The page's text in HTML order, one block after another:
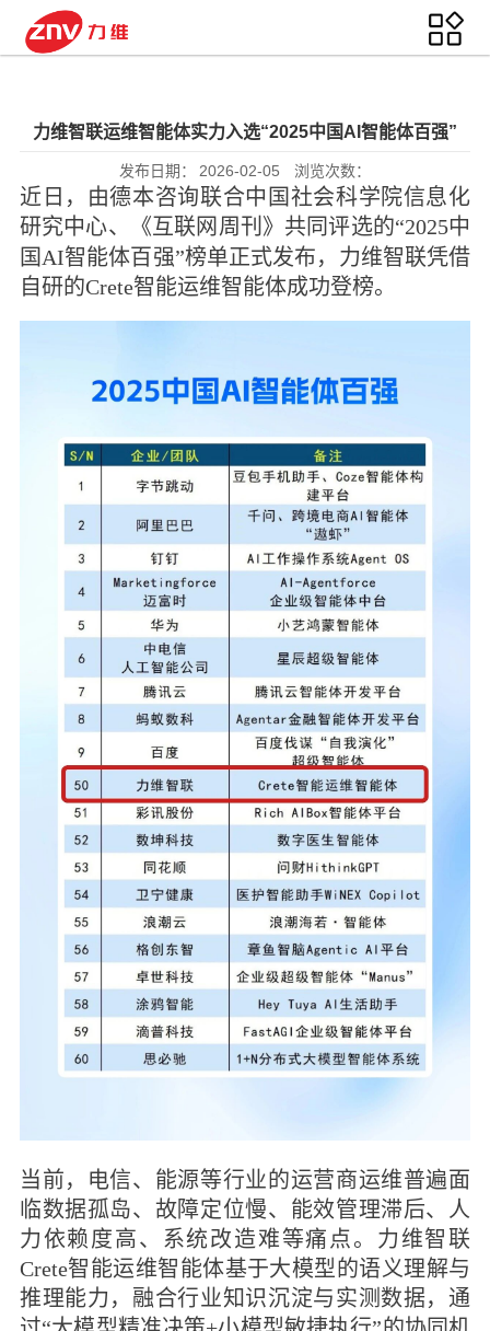
力维智联运维智能体实力入选“2025中国AI智能体百强”
发布日期： 2026-02-05 浏览次数：
近日，由德本咨询联合中国社会科学院信息化
研究中心、《互联网周刊》共同评选的“2025中
国AI智能体百强”榜单正式发布，力维智联凭借
自研的Crete智能运维智能体成功登榜。
当前，电信、能源等行业的运营商运维普遍面
临数据孤岛、故障定位慢、能效管理滞后、人
力依赖度高、系统改造难等痛点。力 维智联
Crete智能运维智能体基于大模型的语义理解与
推理能力，融合行业知识沉淀与实测数据，通